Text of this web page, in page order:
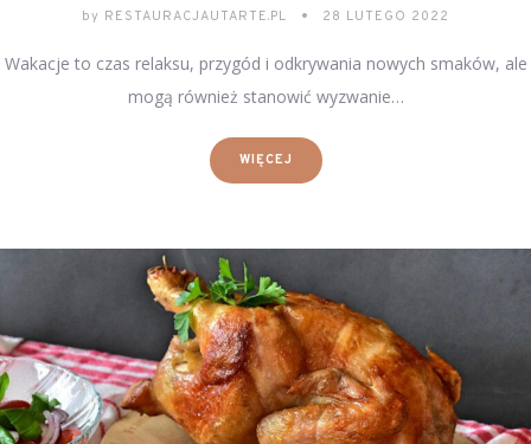
by RESTAURACJAUTARTE.PL 28 LUTEGO 2022
Wakacje to czas relaksu, przygód i odkrywania nowych smaków, ale
mogą również stanowić wyzwanie…
WIĘCEJ